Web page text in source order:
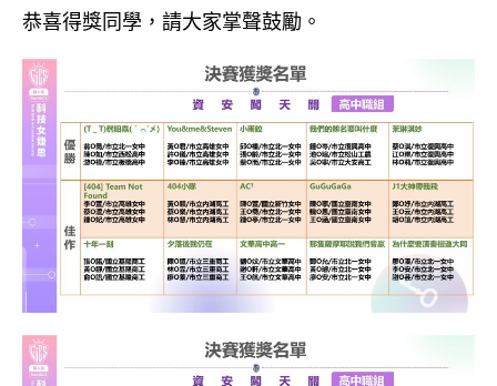
恭喜得獎同學，請大家掌聲鼓勵。